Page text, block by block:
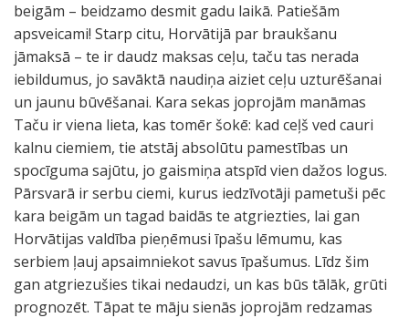
beigām – beidzamo desmit gadu laikā. Patiešām
apsveicami! Starp citu, Horvātijā par braukšanu
jāmaksā – te ir daudz maksas ceļu, taču tas nerada
iebildumus, jo savāktā naudiņa aiziet ceļu uzturēšanai
un jaunu būvēšanai. Kara sekas joprojām manāmas
Taču ir viena lieta, kas tomēr šokē: kad ceļš ved cauri
kalnu ciemiem, tie atstāj absolūtu pamestības un
spocīguma sajūtu, jo gaismiņa atspīd vien dažos logus.
Pārsvarā ir serbu ciemi, kurus iedzīvotāji pametuši pēc
kara beigām un tagad baidās te atgriezties, lai gan
Horvātijas valdība pieņēmusi īpašu lēmumu, kas
serbiem ļauj apsaimniekot savus īpašumus. Līdz šim
gan atgriezušies tikai nedaudzi, un kas būs tālāk, grūti
prognozēt. Tāpat te māju sienās joprojām redzamas